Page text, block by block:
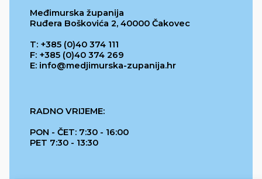
Međimurska županija
Ruđera Boškovića 2, 40000 Čakovec
T: +385 (0)40 374 111
F: +385 (0)40 374 269
E: info@medjimurska-zupanija.hr
RADNO VRIJEME:
PON - ČET: 7:30 - 16:00
PET 7:30 - 13:30